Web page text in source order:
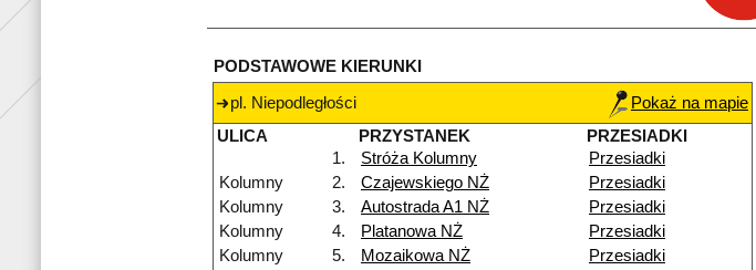
PODSTAWOWE KIERUNKI
pl. Niepodległości
Pokaż na mapie
ULICA
PRZYSTANEK
PRZESIADKI
1.
Stróża Kolumny
Przesiadki
Kolumny
2. Czajewskiego NŻ
Przesiadki
Kolumny
3. Autostrada A1 NŻ
Przesiadki
Kolumny
4. Platanowa NŻ
Przesiadki
Kolumny
5. Mozaikowa NŻ
Przesiadki